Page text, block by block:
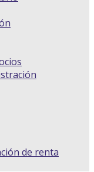
de renta